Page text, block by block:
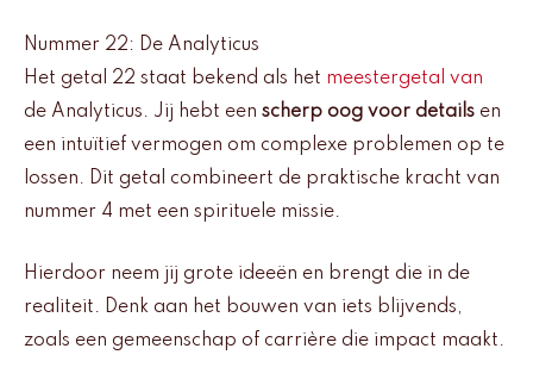
Nummer 22: De Analyticus
Het getal 22 staat bekend als het meestergetal van
de Analyticus. Jij hebt een scherp oog voor details en
een intuïtief vermogen om complexe problemen op te
lossen. Dit getal combineert de praktische kracht van
nummer 4 met een spirituele missie.
Hierdoor neem jij grote ideeën en brengt die in de
realiteit. Denk aan het bouwen van iets blijvends,
zoals een gemeenschap of carrière die impact maakt.